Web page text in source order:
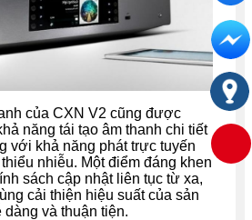
của CXN V2 cũng được
năng tái tạo âm thanh chi tiết
với khả năng phát trực tuyến
nhiễu. Một điểm đáng khen
sách cập nhật liên tục từ xa,
cải thiện hiệu suất của sản
dàng và thuận tiện.